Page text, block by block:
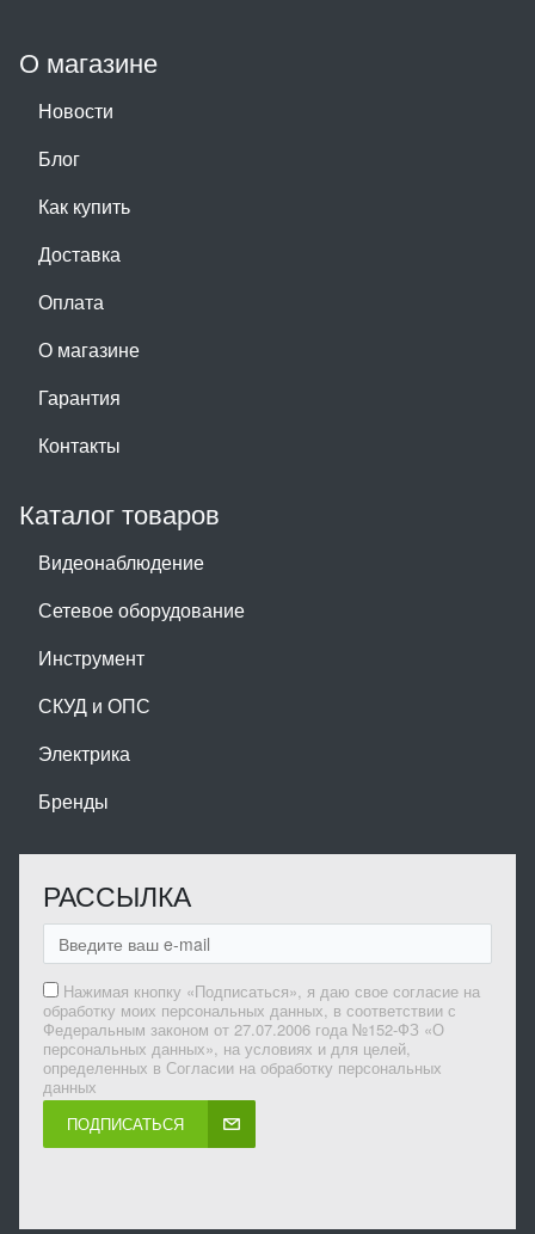
О магазине
Новости
Блог
Как купить
Доставка
Оплата
О магазине
Гарантия
Контакты
Каталог товаров
Видеонаблюдение
Сетевое оборудование
Инструмент
СКУД и ОПС
Электрика
Бренды
РАССЫЛКА
Нажимая кнопку «Подписаться», я даю свое согласие на
обработку моих персональных данных, в соответствии с
Федеральным законом от 27.07.2006 года №152-ФЗ «О
персональных данных», на условиях и для целей,
определенных в Согласии на обработку персональных
данных
ПОДПИСАТЬСЯ